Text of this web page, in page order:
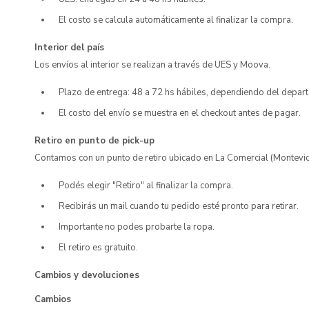
El costo se calcula automáticamente al finalizar la compra.
Interior del país
Los envíos al interior se realizan a través de UES y Moova.
Plazo de entrega: 48 a 72 hs hábiles, dependiendo del
El costo del envío se muestra en el checkout antes de pagar.
Retiro en punto de pick-up
Contamos con un punto de retiro ubicado en La Comercial
Podés elegir "Retiro" al finalizar la compra.
Recibirás un mail cuando tu pedido esté pronto para retirar.
Importante no podes probarte la ropa.
El retiro es gratuito.
Cambios y devoluciones
Cambios